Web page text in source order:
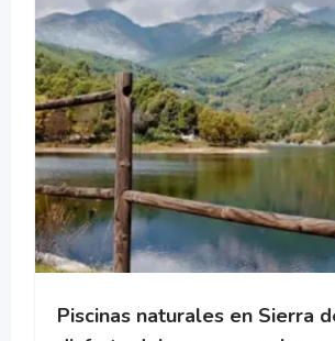
Piscinas naturales en Sierra